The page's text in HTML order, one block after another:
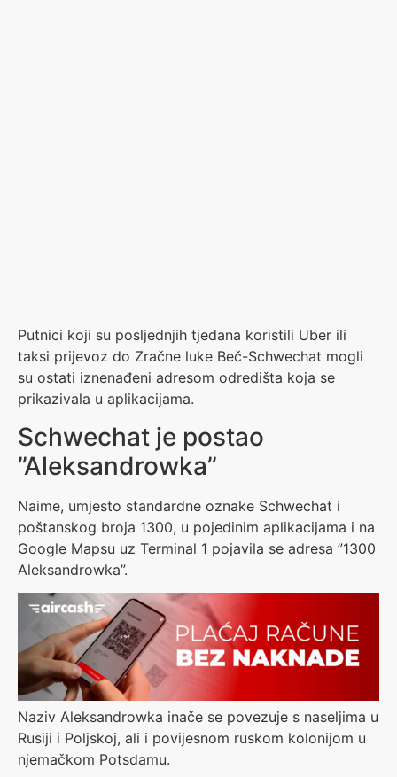
Putnici koji su posljednjih tjedana koristili Uber ili
taksi prijevoz do Zračne luke Beč-Schwechat mogli
su ostati iznenađeni adresom odredišta koja se
prikazivala u aplikacijama.
Schwechat je postao
”Aleksandrowka”
Naime, umjesto standardne oznake Schwechat i
poštanskog broja 1300, u pojedinim aplikacijama i na
Google Mapsu uz Terminal 1 pojavila se adresa ”1300
Aleksandrowka”.
Naziv Aleksandrowka inače se povezuje s naseljima u
Rusiji i Poljskoj, ali i povijesnom ruskom kolonijom u
njemačkom Potsdamu.